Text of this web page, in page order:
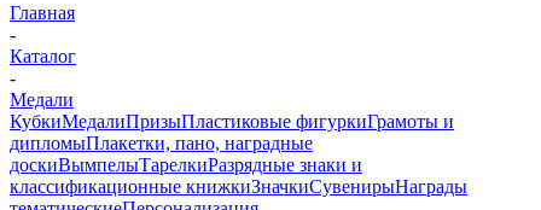
Главная
-
Каталог
-
Медали
КубкиМедалиПризыПластиковые фигуркиГрамоты и
дипломыПлакетки, пано, наградные
доскиВымпелыТарелкиРазрядные знаки и
классификационные книжкиЗначкиСувенирыНаграды